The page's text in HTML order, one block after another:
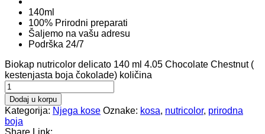
140ml
100% Prirodni preparati
Šaljemo na vašu adresu
Podrška 24/7
Biokap nutricolor delicato 140 ml 4.05 Chocolate Chestnut (
kestenjasta boja čokolade) količina
Dodaj u korpu
Kategorija: Njega kose Oznake: kosa, nutricolor, prirodna
boja